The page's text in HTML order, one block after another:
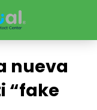
nueva
“fake